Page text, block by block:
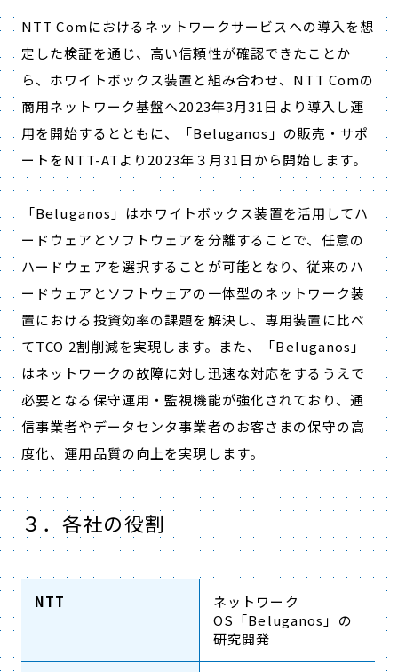
NTT Comにおけるネットワークサービスへの導入を想
定した検証を通じ、高い信頼性が確認できたことか
ら、ホワイトボックス装置と組み合わせ、NTT Comの
商用ネットワーク基盤へ2023年3月31日より導入し運
用を開始するとともに、「Beluganos」の販売・サポ
ートをNTT-ATより2023年３月31日から開始します。
「Beluganos」はホワイトボックス装置を活用してハ
ードウェアとソフトウェアを分離することで、任意の
ハードウェアを選択することが可能となり、従来のハ
ードウェアとソフトウェアの一体型のネットワーク装
置における投資効率の課題を解決し、専用装置に比べ
てTCO 2割削減を実現します。また、「Beluganos」
はネットワークの故障に対し迅速な対応をするうえで
必要となる保守運用・監視機能が強化されており、通
信事業者やデータセンタ事業者のお客さまの保守の高
度化、運用品質の向上を実現します。
３．各社の役割
NTT
ネットワーク
OS「Beluganos」の
研究開発